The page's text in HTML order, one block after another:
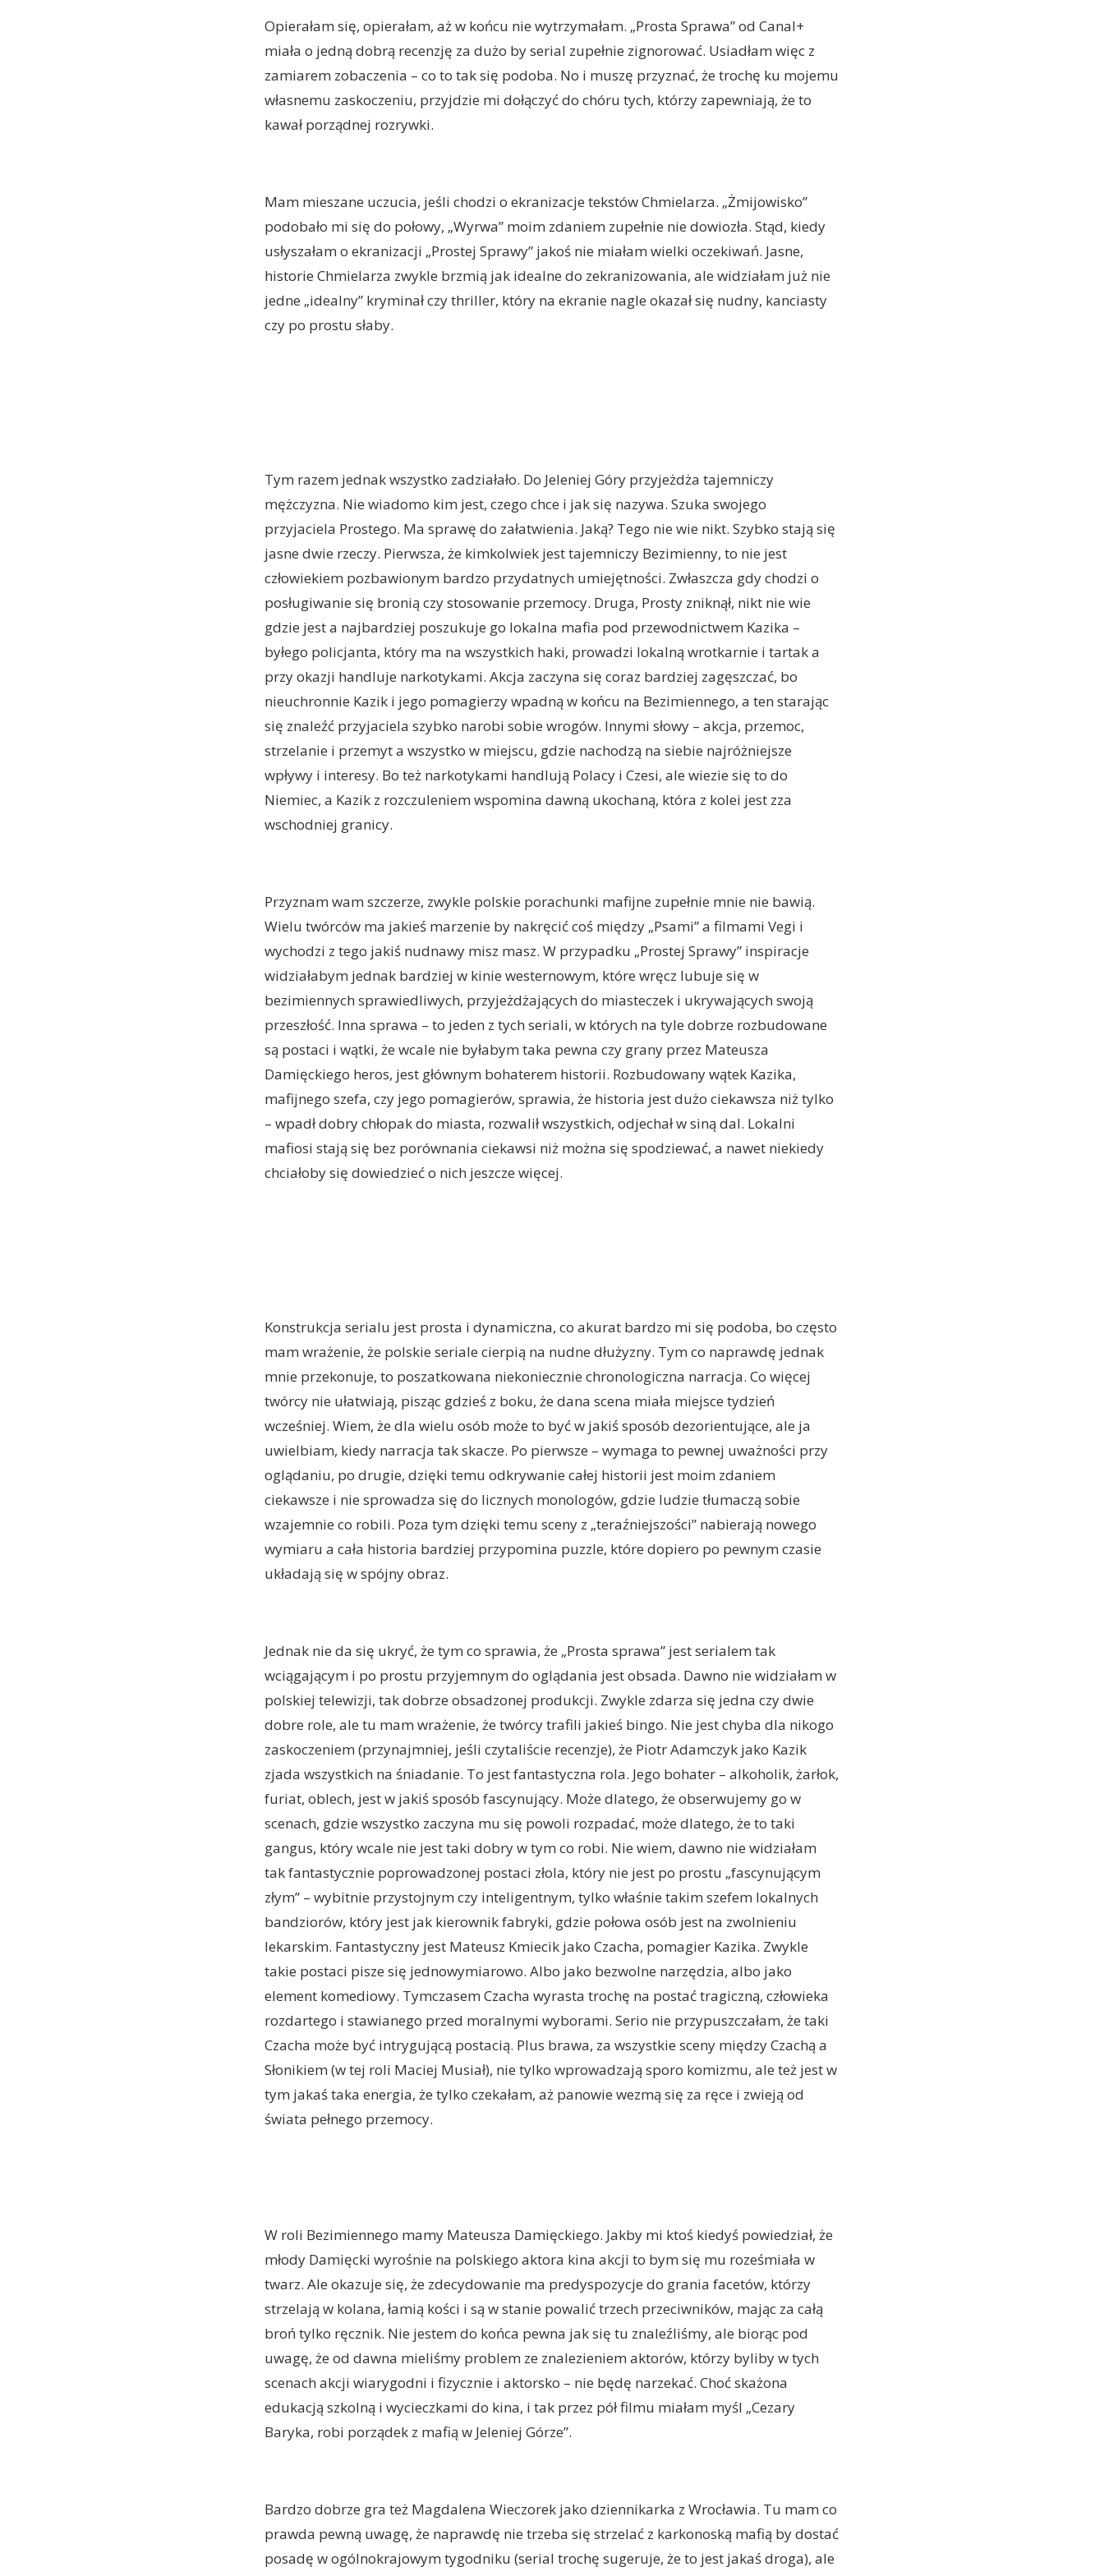
Opierałam się, opierałam, aż w końcu nie wytrzymałam. „Prosta Sprawa” od Canal+
miała o jedną dobrą recenzję za dużo by serial zupełnie zignorować. Usiadłam więc z
zamiarem zobaczenia – co to tak się podoba. No i muszę przyznać, że trochę ku mojemu
własnemu zaskoczeniu, przyjdzie mi dołączyć do chóru tych, którzy zapewniają, że to
kawał porządnej rozrywki.
Mam mieszane uczucia, jeśli chodzi o ekranizacje tekstów Chmielarza. „Żmijowisko”
podobało mi się do połowy, „Wyrwa” moim zdaniem zupełnie nie dowiozła. Stąd, kiedy
usłyszałam o ekranizacji „Prostej Sprawy” jakoś nie miałam wielki oczekiwań. Jasne,
historie Chmielarza zwykle brzmią jak idealne do zekranizowania, ale widziałam już nie
jedne „idealny” kryminał czy thriller, który na ekranie nagle okazał się nudny, kanciasty
czy po prostu słaby.
Tym razem jednak wszystko zadziałało. Do Jeleniej Góry przyjeżdża tajemniczy
mężczyzna. Nie wiadomo kim jest, czego chce i jak się nazywa. Szuka swojego
przyjaciela Prostego. Ma sprawę do załatwienia. Jaką? Tego nie wie nikt. Szybko stają się
jasne dwie rzeczy. Pierwsza, że kimkolwiek jest tajemniczy Bezimienny, to nie jest
człowiekiem pozbawionym bardzo przydatnych umiejętności. Zwłaszcza gdy chodzi o
posługiwanie się bronią czy stosowanie przemocy. Druga, Prosty zniknął, nikt nie wie
gdzie jest a najbardziej poszukuje go lokalna mafia pod przewodnictwem Kazika –
byłego policjanta, który ma na wszystkich haki, prowadzi lokalną wrotkarnie i tartak a
przy okazji handluje narkotykami. Akcja zaczyna się coraz bardziej zagęszczać, bo
nieuchronnie Kazik i jego pomagierzy wpadną w końcu na Bezimiennego, a ten starając
się znaleźć przyjaciela szybko narobi sobie wrogów. Innymi słowy – akcja, przemoc,
strzelanie i przemyt a wszystko w miejscu, gdzie nachodzą na siebie najróżniejsze
wpływy i interesy. Bo też narkotykami handlują Polacy i Czesi, ale wiezie się to do
Niemiec, a Kazik z rozczuleniem wspomina dawną ukochaną, która z kolei jest zza
wschodniej granicy.
Przyznam wam szczerze, zwykle polskie porachunki mafijne zupełnie mnie nie bawią.
Wielu twórców ma jakieś marzenie by nakręcić coś między „Psami” a filmami Vegi i
wychodzi z tego jakiś nudnawy misz masz. W przypadku „Prostej Sprawy” inspiracje
widziałabym jednak bardziej w kinie westernowym, które wręcz lubuje się w
bezimiennych sprawiedliwych, przyjeżdżających do miasteczek i ukrywających swoją
przeszłość. Inna sprawa – to jeden z tych seriali, w których na tyle dobrze rozbudowane
są postaci i wątki, że wcale nie byłabym taka pewna czy grany przez Mateusza
Damięckiego heros, jest głównym bohaterem historii. Rozbudowany wątek Kazika,
mafijnego szefa, czy jego pomagierów, sprawia, że historia jest dużo ciekawsza niż tylko
– wpadł dobry chłopak do miasta, rozwalił wszystkich, odjechał w siną dal. Lokalni
mafiosi stają się bez porównania ciekawsi niż można się spodziewać, a nawet niekiedy
chciałoby się dowiedzieć o nich jeszcze więcej.
Konstrukcja serialu jest prosta i dynamiczna, co akurat bardzo mi się podoba, bo często
mam wrażenie, że polskie seriale cierpią na nudne dłużyzny. Tym co naprawdę jednak
mnie przekonuje, to poszatkowana niekoniecznie chronologiczna narracja. Co więcej
twórcy nie ułatwiają, pisząc gdzieś z boku, że dana scena miała miejsce tydzień
wcześniej. Wiem, że dla wielu osób może to być w jakiś sposób dezorientujące, ale ja
uwielbiam, kiedy narracja tak skacze. Po pierwsze – wymaga to pewnej uważności przy
oglądaniu, po drugie, dzięki temu odkrywanie całej historii jest moim zdaniem
ciekawsze i nie sprowadza się do licznych monologów, gdzie ludzie tłumaczą sobie
wzajemnie co robili. Poza tym dzięki temu sceny z „teraźniejszości” nabierają nowego
wymiaru a cała historia bardziej przypomina puzzle, które dopiero po pewnym czasie
układają się w spójny obraz.
Jednak nie da się ukryć, że tym co sprawia, że „Prosta sprawa” jest serialem tak
wciągającym i po prostu przyjemnym do oglądania jest obsada. Dawno nie widziałam w
polskiej telewizji, tak dobrze obsadzonej produkcji. Zwykle zdarza się jedna czy dwie
dobre role, ale tu mam wrażenie, że twórcy trafili jakieś bingo. Nie jest chyba dla nikogo
zaskoczeniem (przynajmniej, jeśli czytaliście recenzje), że Piotr Adamczyk jako Kazik
zjada wszystkich na śniadanie. To jest fantastyczna rola. Jego bohater – alkoholik, żarłok,
furiat, oblech, jest w jakiś sposób fascynujący. Może dlatego, że obserwujemy go w
scenach, gdzie wszystko zaczyna mu się powoli rozpadać, może dlatego, że to taki
gangus, który wcale nie jest taki dobry w tym co robi. Nie wiem, dawno nie widziałam
tak fantastycznie poprowadzonej postaci złola, który nie jest po prostu „fascynującym
złym” – wybitnie przystojnym czy inteligentnym, tylko właśnie takim szefem lokalnych
bandziorów, który jest jak kierownik fabryki, gdzie połowa osób jest na zwolnieniu
lekarskim. Fantastyczny jest Mateusz Kmiecik jako Czacha, pomagier Kazika. Zwykle
takie postaci pisze się jednowymiarowo. Albo jako bezwolne narzędzia, albo jako
element komediowy. Tymczasem Czacha wyrasta trochę na postać tragiczną, człowieka
rozdartego i stawianego przed moralnymi wyborami. Serio nie przypuszczałam, że taki
Czacha może być intrygującą postacią. Plus brawa, za wszystkie sceny między Czachą a
Słonikiem (w tej roli Maciej Musiał), nie tylko wprowadzają sporo komizmu, ale też jest w
tym jakaś taka energia, że tylko czekałam, aż panowie wezmą się za ręce i zwieją od
świata pełnego przemocy.
W roli Bezimiennego mamy Mateusza Damięckiego. Jakby mi ktoś kiedyś powiedział, że
młody Damięcki wyrośnie na polskiego aktora kina akcji to bym się mu roześmiała w
twarz. Ale okazuje się, że zdecydowanie ma predyspozycje do grania facetów, którzy
strzelają w kolana, łamią kości i są w stanie powalić trzech przeciwników, mając za całą
broń tylko ręcznik. Nie jestem do końca pewna jak się tu znaleźliśmy, ale biorąc pod
uwagę, że od dawna mieliśmy problem ze znalezieniem aktorów, którzy byliby w tych
scenach akcji wiarygodni i fizycznie i aktorsko – nie będę narzekać. Choć skażona
edukacją szkolną i wycieczkami do kina, i tak przez pół filmu miałam myśl „Cezary
Baryka, robi porządek z mafią w Jeleniej Górze”.
Bardzo dobrze gra też Magdalena Wieczorek jako dziennikarka z Wrocławia. Tu mam co
prawda pewną uwagę, że naprawdę nie trzeba się strzelać z karkonoską mafią by dostać
posadę w ogólnokrajowym tygodniku (serial trochę sugeruje, że to jest jakaś droga), ale